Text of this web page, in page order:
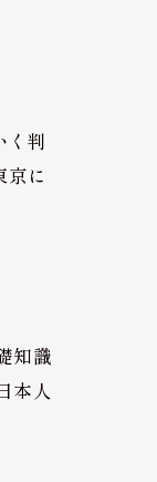
く判
京に
知識
本人